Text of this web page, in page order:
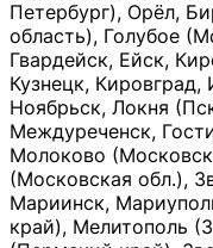
Петербург), Орёл,
область), Голубое
Гвардейск, Ейск,
Кузнецк, Кировград,
Ноябрьск, Локня
Междуреченск,
Молоково
(Московская обл.),
Мариинск,
край), Мелитополь